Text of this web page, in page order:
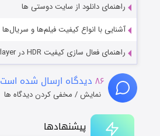
پیشنهادها
راهنمای دانلود از سایت دوستی ها
آشنایی با انواع کیفیت فیلم‌ها و سریال‌ها
راهنمای فعال سازی کیفیت HDR در PotPlayer
۸۶ دیدگاه ارسال شده است
نمایش / مخفی کردن دیدگاه ها